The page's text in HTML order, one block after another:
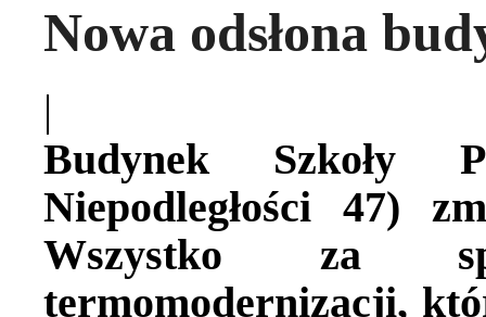
Nowa odsłona
|
Budynek Szkoły
Niepodległości 47)
Wszystko za
termomodernizacji,